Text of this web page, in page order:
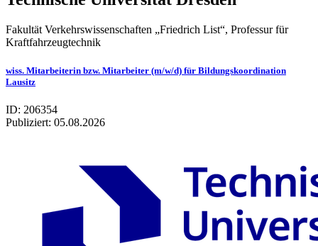
Fakultät Verkehrswissenschaften „Friedrich List“, Professur für
Kraftfahrzeugtechnik
wiss. Mitarbeiterin bzw. Mitarbeiter (m/w/d) für Bildungskoordination
Lausitz
ID: 206354
Publiziert: 05.08.2026